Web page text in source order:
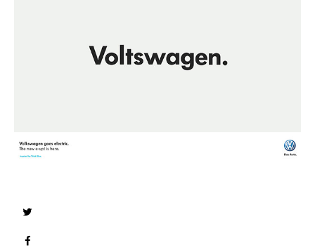
Partner
TWITTER
FACEBOOK